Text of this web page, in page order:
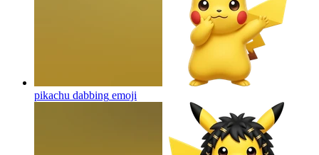
pikachu dabbing emoji